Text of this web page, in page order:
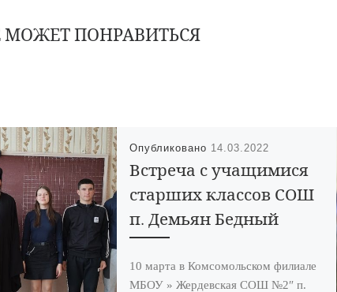
ПОНРАВИТЬСЯ
Опубликовано 14.03.2022
Встреча с учащимися
старших классов СОШ
п. Демьян Бедный
10 марта в Комсомольском филиале
МБОУ » Жердевская СОШ №2″ п.